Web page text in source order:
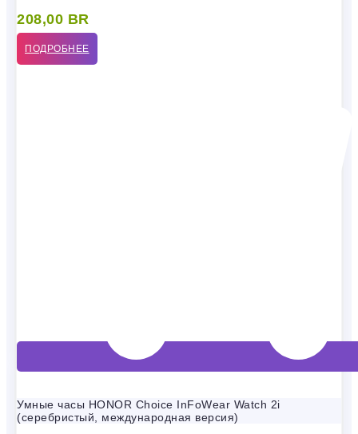
208,00 BR
ПОДРОБНЕЕ
Умные часы HONOR Choice InFoWear Watch 2i
(серебристый, международная версия)